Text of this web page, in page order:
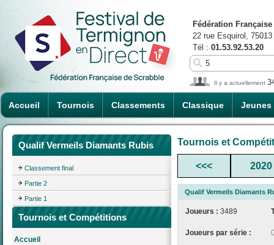
Accueil Tournois Classements Classique Jeunes
Fédération
22 rue Esquirol,
Tél : 01.53.92.53.20
Il y a actuellement
Qualif Vermeils Diamants Rubis
Classement final
Partie 2
Partie 1
Tournois et Compétitions
Accueil
Tournois et
<<< 2020
Qualif Vermeils Diamants
Joueurs : 3489
Joueurs par série :